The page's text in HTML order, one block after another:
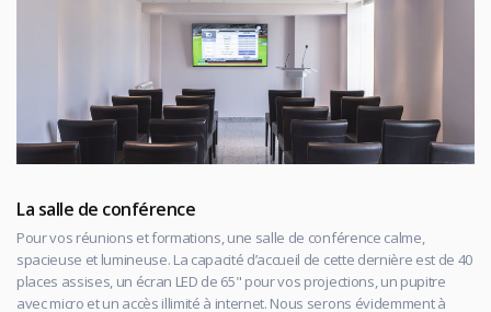
La salle de conférence
Pour vos réunions et formations, une salle de conférence calme,
spacieuse et lumineuse. La capacité d’accueil de cette dernière est de 40
places assises, un écran LED de 65" pour vos projections, un pupitre
avec micro et un accès illimité à internet. Nous serons évidemment à